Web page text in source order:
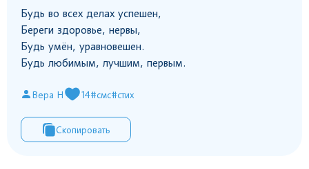
Будь во всех делах успешен,
Береги здоровье, нервы,
Будь умён, уравновешен.
Будь любимым, лучшим, первым.
Вера Н 14#смс#стих
Скопировать